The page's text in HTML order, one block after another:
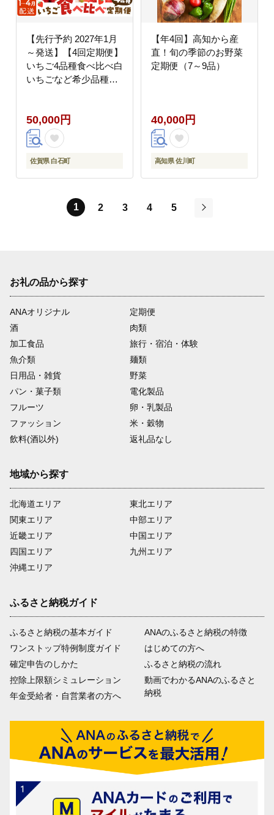
【先行予約 2027年1月
～発送】【4回定期便】
いちご4品種食べ比べ白
いちごなど希少品種
50,000円
佐賀県 白石町
【年4回】高知から産
直！旬の季節のお野菜
定期便（7～9品）
40,000円
高知県 佐川町
1 2 3 4
5
お礼の品から探す
ANAオリジナル
定期便
酒
肉類
加工食品
旅行・宿泊・体験
魚介類
麺類
日用品・雑貨
野菜
パン・菓子類
電化製品
フルーツ
卵・乳製品
ファッション
米・穀物
飲料(酒以外)
返礼品なし
地域から探す
北海道エリア
関東エリア
近畿エリア
四国エリア
沖縄エリア
東北エリア
中部エリア
中国エリア
九州エリア
ふるさと納税ガイド
ふるさと納税の基本ガイド
ワンストップ特例制度ガイド
確定申告のしかた
控除上限額シミュレーション
年金受給者・自営業者の方へ
ANAのふるさと納税の特徴
はじめての方へ
ふるさと納税の流れ
動画でわかるANAのふるさと
納税